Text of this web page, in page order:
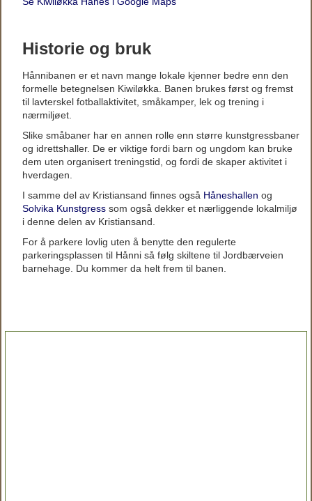
Historie og bruk
Hånnibanen er et navn mange lokale kjenner bedre enn den
formelle betegnelsen Kiwiløkka. Banen brukes først og fremst
til lavterskel fotballaktivitet, småkamper, lek og trening i
nærmiljøet.
Slike småbaner har en annen rolle enn større kunstgressbaner
og idrettshaller. De er viktige fordi barn og ungdom kan bruke
dem uten organisert treningstid, og fordi de skaper aktivitet i
hverdagen.
I samme del av Kristiansand finnes også Håneshallen og
Solvika Kunstgress som også dekker et nærliggende lokalmiljø
i denne delen av Kristiansand.
For å parkere lovlig uten å benytte den regulerte
parkeringsplassen til Hånni så følg skiltene til Jordbærveien
barnehage. Du kommer da helt frem til banen.